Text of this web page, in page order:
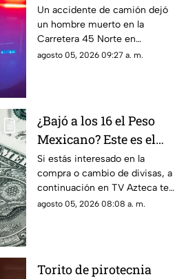
que dejó un hombre
muerto en la Carretera
45 Norte
Un accidente de camión dejó
un hombre muerto en la
Carretera 45 Norte en
Aguascalientes; te contamos
agosto 05, 2026 09:27 a. m.
¿Bajó a los 16 el Peso
Mexicano? Este es el
precio del dólar en
Aguascalientes hoy 5
de agosto de 2026
Si estás interesado en la
compra o cambio de divisas, a
continuación en TV Azteca te
informamos cuál es el precio
agosto 05, 2026 08:08 a. m.
Torito de pirotecnia